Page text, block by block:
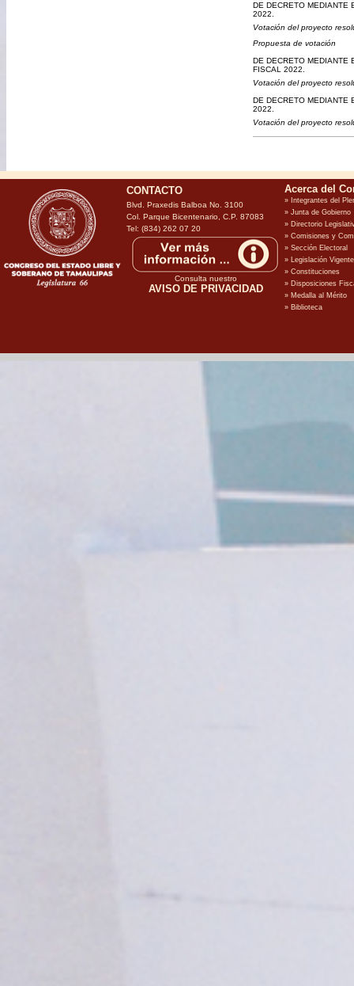
DE DECRETO MEDIANTE
2022.
Votación del proyecto
Propuesta de votación
DE DECRETO MEDIANTE
FISCAL 2022.
Votación del proyecto
DE DECRETO MEDIANTE
2022.
Votación del proyecto
CONTACTO
Blvd. Praxedis Balboa No. 3100
Col. Parque Bicentenario, C.P. 87083
Tel: (834) 262 07 20
Consulta nuestro
AVISO DE PRIVACIDAD